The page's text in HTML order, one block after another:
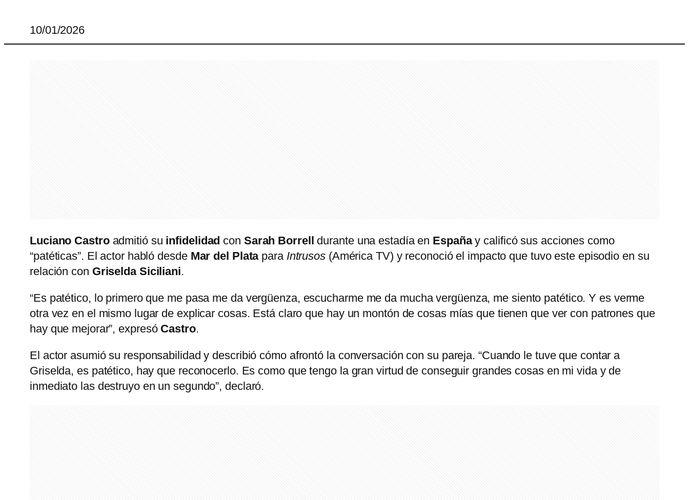
10/01/2026
Luciano Castroadmitió su infidelidad con Sarah Borrell durante una estadía en Españay calificó sus acciones como
“patéticas”. El actor habló desde Mar del Platapara Intrusos(América TV) y reconoció el impacto que tuvo este episodio en su
relación con Griselda Siciliani.
“Es patético, lo primero que me pasa me da vergüenza, escucharme me da mucha vergüenza, me siento patético. Y es verme
otra vez en el mismo lugar de explicar cosas. Está claro que hay un montón de cosas mías que tienen que ver con patrones que
hay que mejorar”, expresó Castro.
El actor asumió su responsabilidad y describió cómo afrontó la conversación con su pareja. “Cuando le tuve que contar a
Griselda, es patético, hay que reconocerlo. Es como que tengo la gran virtud de conseguir grandes cosas en mi vida y de
inmediato las destruyo en un segundo”, declaró.